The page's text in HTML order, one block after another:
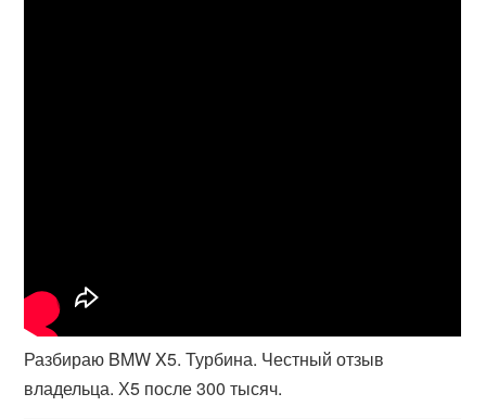
Разбираю BMW X5. Турбина. Честный отзыв
владельца. Х5 после 300 тысяч.